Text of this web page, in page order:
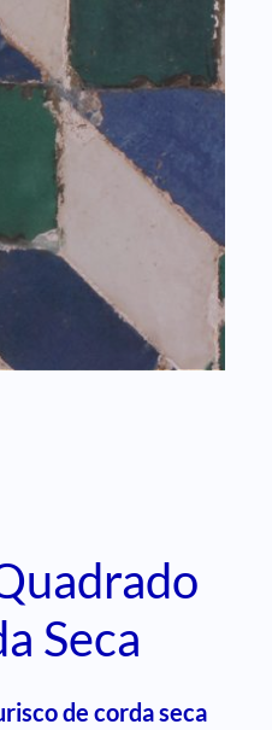
Seca
de corda seca